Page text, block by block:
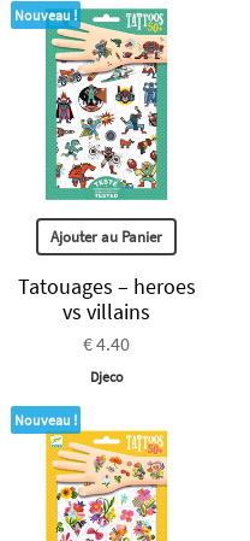
Nouveau !
Ajouter au Panier
Tatouages – heroes
vs villains
€ 4.40
Djeco
Nouveau !